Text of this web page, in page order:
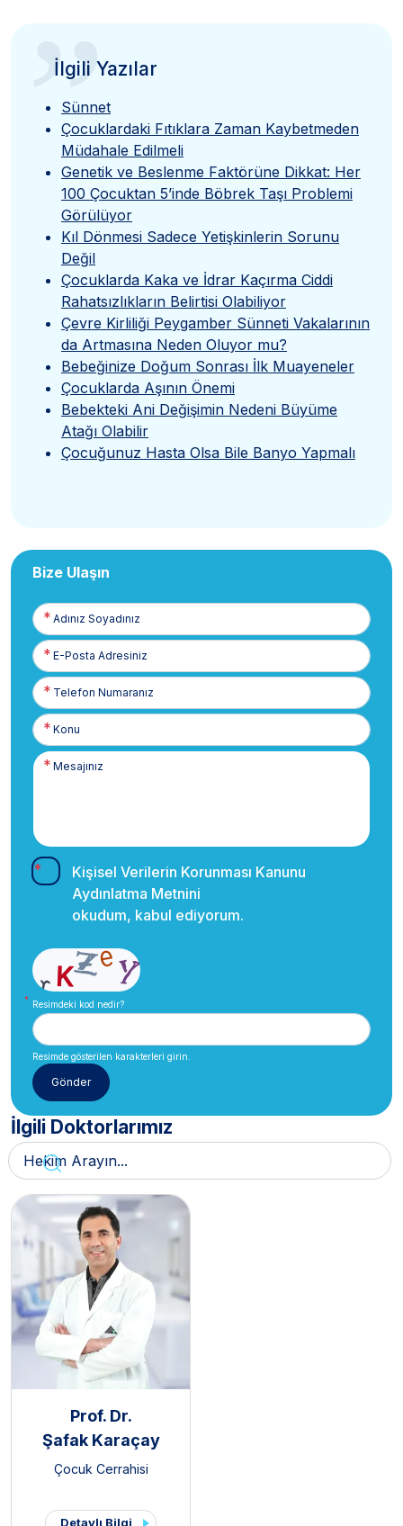
”
İlgili Yazılar
Sünnet
Çocuklardaki Fıtıklara Zaman Kaybetmeden
Müdahale Edilmeli
Genetik ve Beslenme Faktörüne Dikkat: Her
100 Çocuktan 5’inde Böbrek Taşı Problemi
Görülüyor
Kıl Dönmesi Sadece Yetişkinlerin Sorunu
Değil
Çocuklarda Kaka ve İdrar Kaçırma Ciddi
Rahatsızlıkların Belirtisi Olabiliyor
Çevre Kirliliği Peygamber Sünneti Vakalarının
da Artmasına Neden Oluyor mu?
Bebeğinize Doğum Sonrası İlk Muayeneler
Çocuklarda Aşının Önemi
Bebekteki Ani Değişimin Nedeni Büyüme
Atağı Olabilir
Çocuğunuz Hasta Olsa Bile Banyo Yapmalı
Bize Ulaşın
Adınız
Soyadınız
E-
Posta
Telefon
Numaranız
Kişisel Verilerin Korunması Kanunu
Aydınlatma Metnini
okudum, kabul ediyorum.
Resimdeki kod nedir?
Resimde gösterilen karakterleri girin.
İlgili Doktorlarımız
Prof. Dr.
Şafak Karaçay
Çocuk Cerrahisi
Detaylı Bilgi